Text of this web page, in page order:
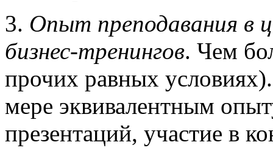
3. Опыт преподавания в
бизнес-тренингов. Чем
прочих равных
мере эквивалентным
презентаций, участие в